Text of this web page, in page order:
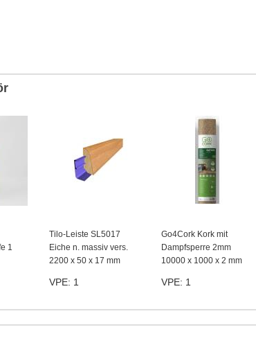
1
Tilo-Leiste SL5017
Eiche n. massiv vers.
2200 x 50 x 17 mm
VPE: 1
Go4Cork Kork mit
Dampfsperre 2mm
10000 x 1000 x 2 mm
VPE: 1